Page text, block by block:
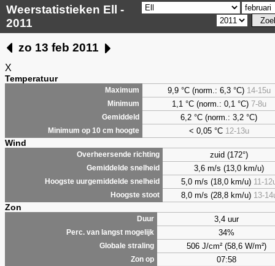
Weerstatistieken Ell -
2011
zo 13 feb 2011
X
Temperatuur
Maximum 9,9°C (norm.: 6,3 °C) 14-15u
Minimum 1,1 °C (norm.: 0,1 °C) 7-8u
Gemiddeld 6,2 °C (norm.: 3,2 °C)
Minimum op 10 cm hoogte < 0,05 °C 12-13u
Wind
Overheersende richting zuid (172°)
Gemiddelde snelheid 3,6 m/s (13,0 km/u)
Hoogste uurgemiddelde snelheid 5,0 m/s (18,0 km/u) 11-
Hoogste stoot 8,0 m/s (28,8 km/u) 13-
Zon
Duur 3,4 uur
Perc. van langst mogelijk 34%
Globale straling 506 J/cm² (58,6 W/m²)
Zon op 07:58